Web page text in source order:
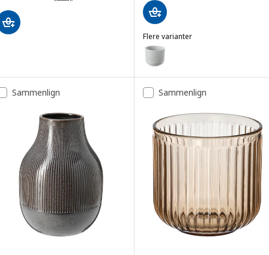
Flere varianter
GRADVIS
Mulighed: GRADVIS,
Sammenlign Sammenlign